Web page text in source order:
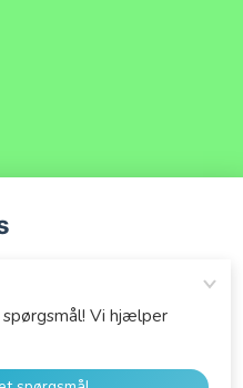
det indhold, der vises
mulige oplevelse,
alle